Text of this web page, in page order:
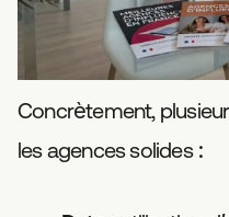
Concrètement,
les agences solides :